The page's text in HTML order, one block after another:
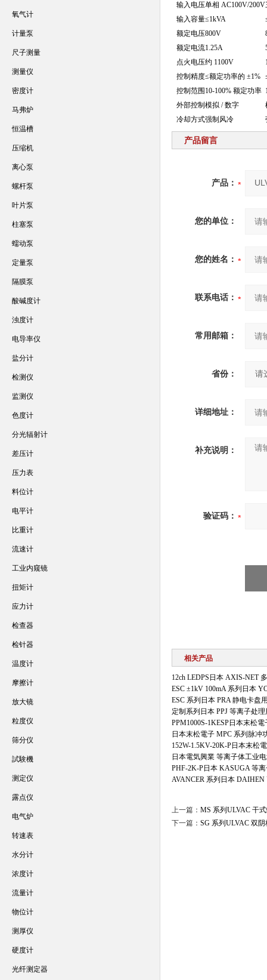
输入电压单相 AC100V/200V
输入容量≤1kVA
额定电压800V
额定电流1.25A
点火电压约 1100V
控制精度≤额定功率的 ±1%
控制范围 10-100% 额定功率
外部控制 模拟 / 数字
冷却方式强制风冷
产品留言
产品：
您的单位：
您的姓名：
联系电话：
常用邮箱：
省份：
详细地址：
补充说明：
验证码：
相关产品
12ch LEDPS日本 AXIS‑NET
ESC ±1kV 100mA 系列日本
ESC 系列日本 PRA 静电卡盘
定制系列日本 PPJ 等离子处
PPM1000S-1KESP日本末松
日本末松電子 MPC 系列脉冲
152W-1.5KV-20K-P日本末松
日本電気興業 等离子体工业
PHF-2K-P日本 KASUGA 等
AVANCER 系列日本
上一篇： MS 系列ULVAC 干
下一篇： SG 系列ULVAC 双
氧气计
计量泵
尺子测量
测量仪
密度计
马弗炉
恒温槽
压缩机
离心泵
螺杆泵
叶片泵
柱塞泵
蠕动泵
定量泵
隔膜泵
酸碱度计
浊度计
电导率仪
盐分计
检测仪
监测仪
色度计
分光辐射计
差压计
压力表
料位计
电平计
比重计
流速计
工业内窥镜
扭矩计
应力计
检查器
检针器
温度计
摩擦计
放大镜
粒度仪
筛分仪
試験機
测定仪
露点仪
电气炉
转速表
水分计
浓度计
流量计
物位计
测厚仪
硬度计
光纤测定器